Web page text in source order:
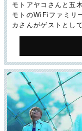
モトアヤコさんと五
モトのWiFiファミリ
カさんがゲストとし